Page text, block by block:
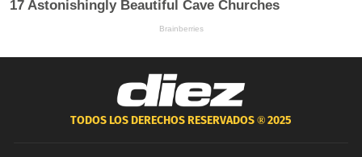
TODOS LOS DERECHOS RESERVADOS ®2025